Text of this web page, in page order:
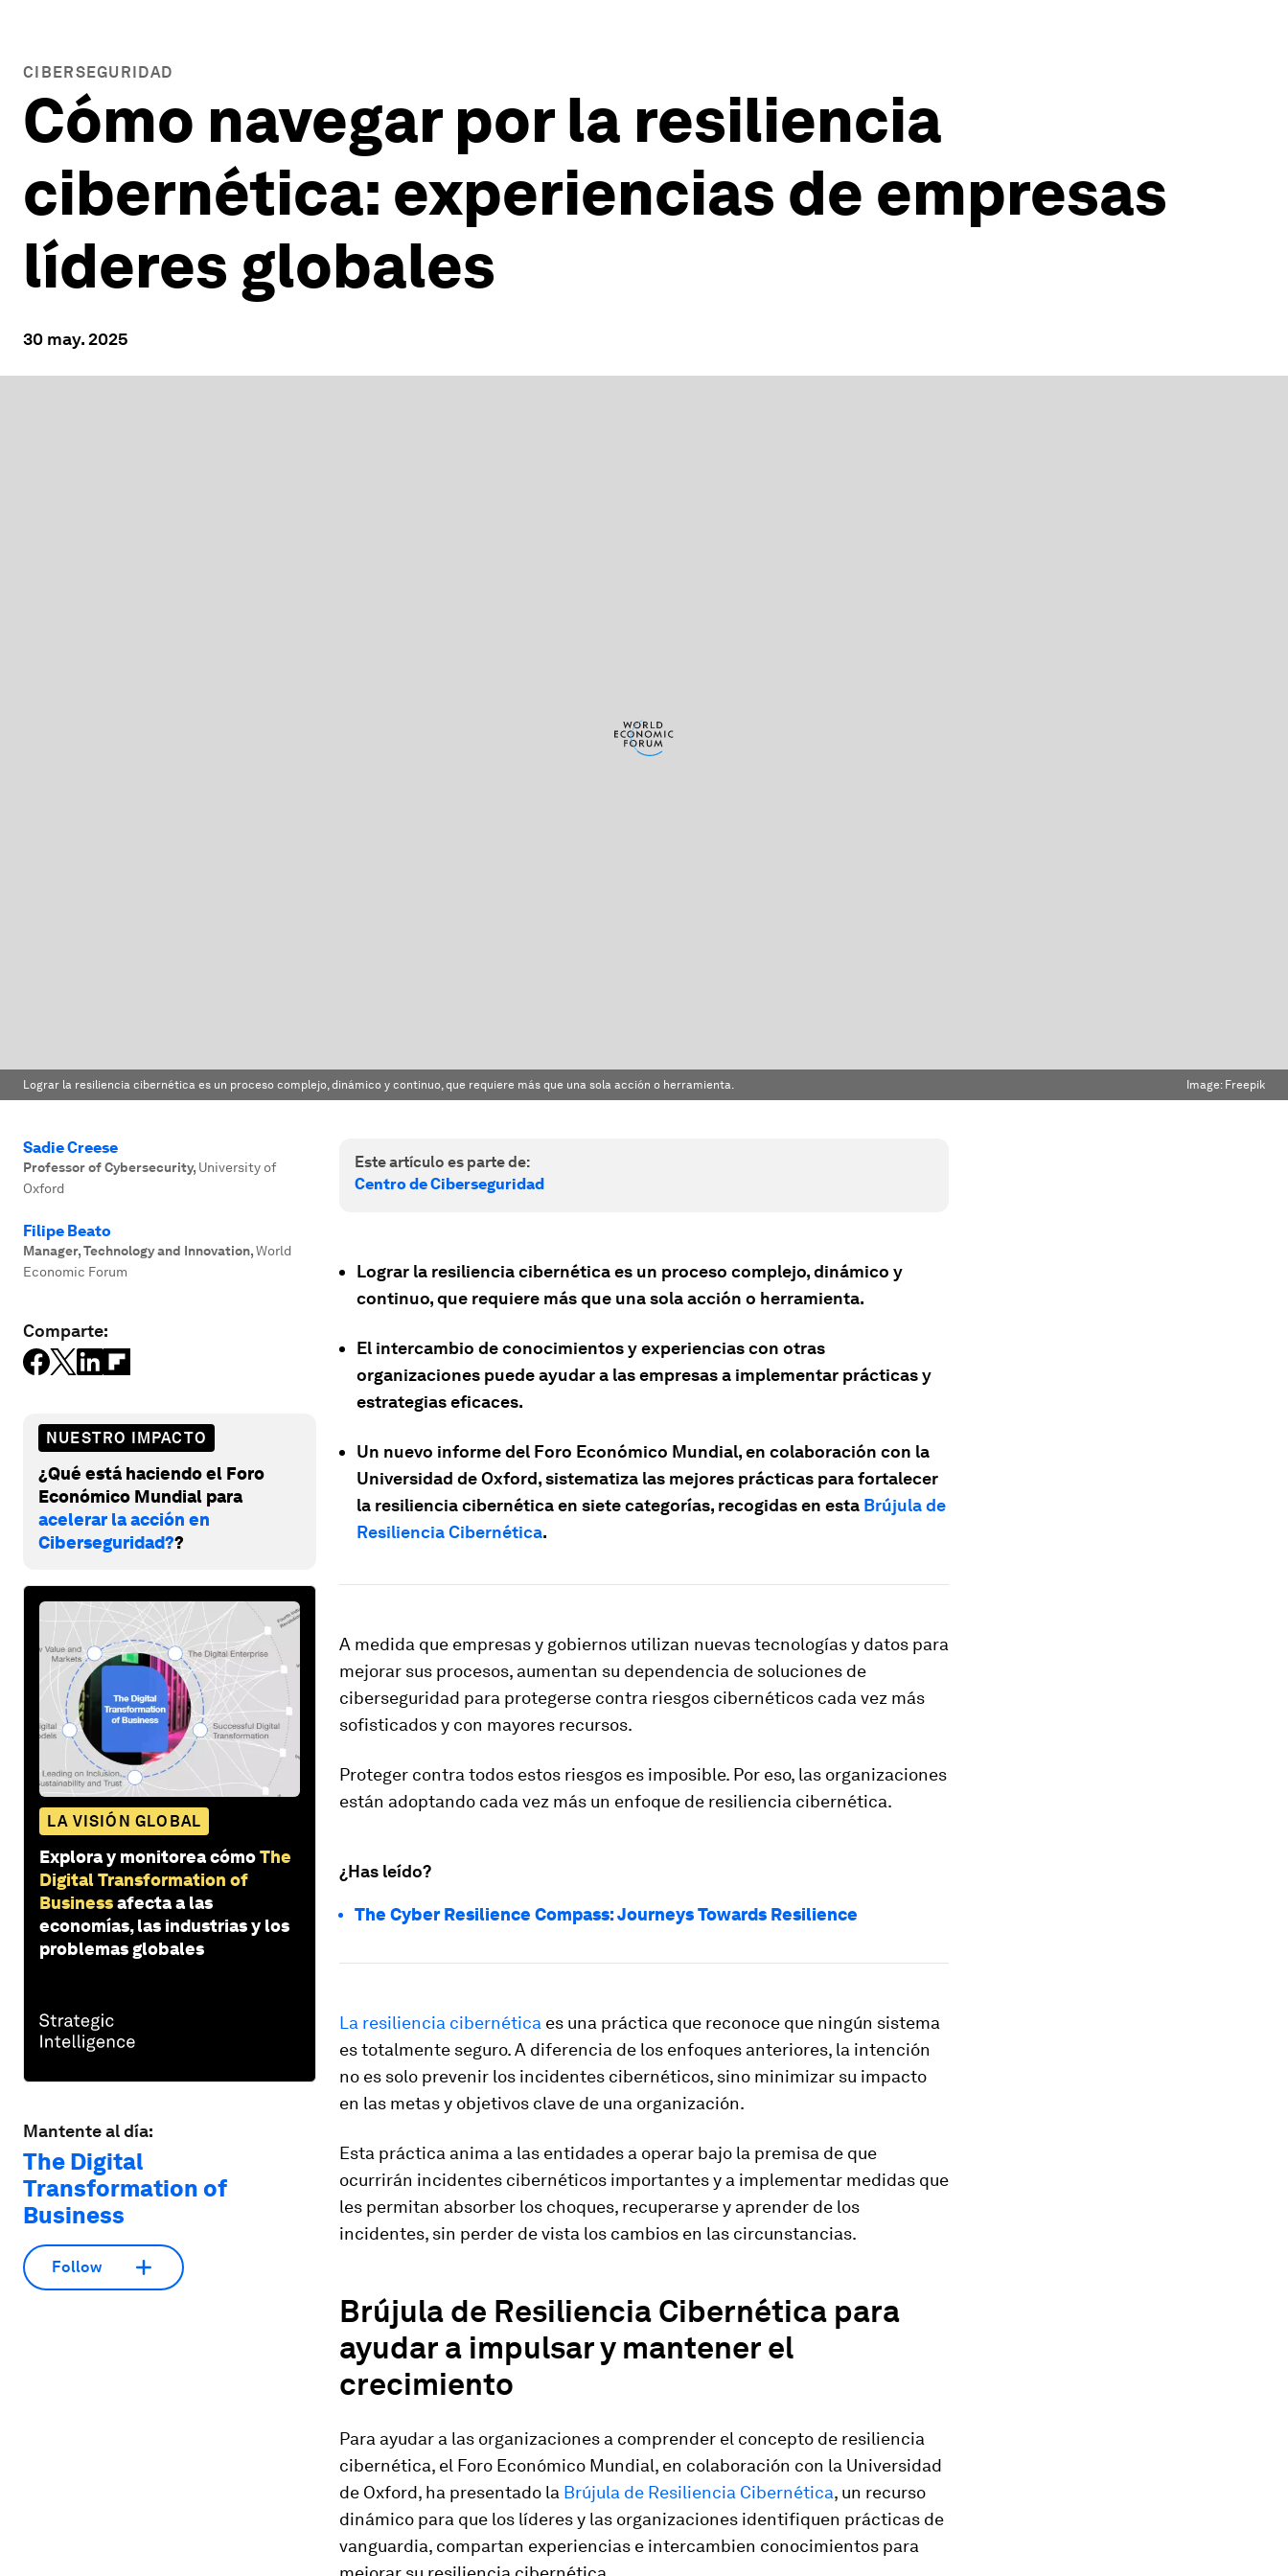
CIBERSEGURIDAD
Cómo navegar por la resiliencia
cibernética: experiencias de empresas
líderes globales
30 may. 2025
Lograr la resiliencia cibernética es un proceso complejo, dinámico y continuo, que requiere más que una sola acción o herramienta. Image: Freepik
Sadie Creese
Professor of Cybersecurity, University of
Oxford
Filipe Beato
Manager, Technology and Innovation,World
Economic Forum
Comparte:
NUESTRO IMPACTO
¿Qué está haciendo el Foro
Económico Mundial para
acelerar la acción en
Ciberseguridad??
LA VISIÓN GLOBAL
Explora y monitorea cómoThe
Digital Transformation of
Businessafecta a las
economías, las industrias y los
problemas globales
Mantente al día:
The Digital
Transformation of
Business
Follow
Este artículo es parte de:
Centro de Ciberseguridad
Lograr la resiliencia cibernética es un proceso complejo, dinámico y
continuo, que requiere más que una sola acción o herramienta.
El intercambio de conocimientos y experiencias con otras
organizaciones puede ayudar a las empresas a implementar prácticas y
estrategias eficaces.
Un nuevo informe del Foro Económico Mundial, en colaboración con la
Universidad de Oxford, sistematiza las mejores prácticas para fortalecer
la resiliencia cibernética en siete categorías, recogidas en esta Brújula de
Resiliencia Cibernética.
A medida que empresas y gobiernos utilizan nuevas tecnologías y datos para
mejorar sus procesos, aumentan su dependencia de soluciones de
ciberseguridad para protegerse contra riesgos cibernéticos cada vez más
sofisticados y con mayores recursos.
Proteger contra todos estos riesgos es imposible. Por eso, las organizaciones
están adoptando cada vez más un enfoque de resiliencia cibernética.
¿Has leído?
The Cyber Resilience Compass: Journeys Towards Resilience
La resiliencia cibernética es una práctica que reconoce que ningún sistema
es totalmente seguro. A diferencia de los enfoques anteriores, la intención
no es solo prevenir los incidentes cibernéticos, sino minimizar su impacto
en las metas y objetivos clave de una organización.
Esta práctica anima a las entidades a operar bajo la premisa de que
ocurrirán incidentes cibernéticos importantes y a implementar medidas que
les permitan absorber los choques, recuperarse y aprender de los
incidentes, sin perder de vista los cambios en las circunstancias.
Brújula de Resiliencia Cibernética para
ayudar a impulsar y mantener el
crecimiento
Para ayudar a las organizaciones a comprender el concepto de resiliencia
cibernética, el Foro Económico Mundial, en colaboración con la Universidad
de Oxford, ha presentado la Brújula de Resiliencia Cibernética, un recurso
dinámico para que los líderes y las organizaciones identifiquen prácticas de
vanguardia, compartan experiencias e intercambien conocimientos para